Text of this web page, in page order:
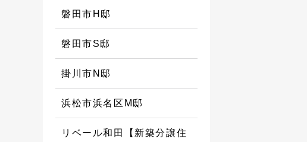
磐田市H邸
磐田市S邸
掛川市N邸
浜松市浜名区M邸
リベール和田【新築分譲住